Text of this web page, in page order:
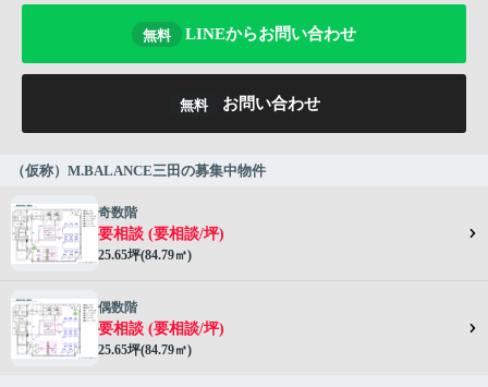
無料 LINEからお問い合わせ
無料 お問い合わせ
（仮称）M.BALANCE三田の募集中物件
奇数階
要相談 (要相談/坪)
25.65坪(84.79㎡)
偶数階
要相談 (要相談/坪)
25.65坪(84.79㎡)